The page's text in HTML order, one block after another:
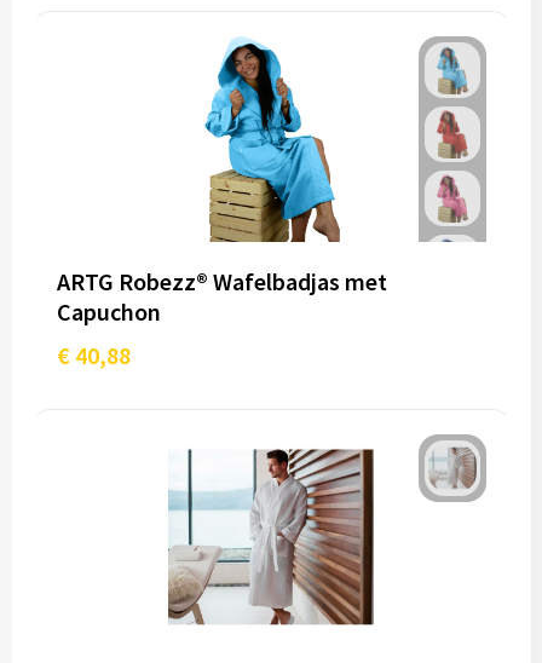
ARTG Robezz® Wafelbadjas met
Capuchon
€ 40,88